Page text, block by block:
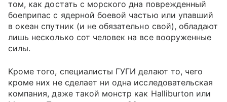
том, как достать с морского дна поврежденный
боеприпас с ядерной боевой частью или упавший
в океан спутник (и не обязательно свой), обладают
лишь несколько сот человек на все вооруженные
силы.
Кроме того, специалисты ГУГИ делают то, чего
кроме них не сделает ни одна исследовательская
компания, даже такой монстр как Halliburton или